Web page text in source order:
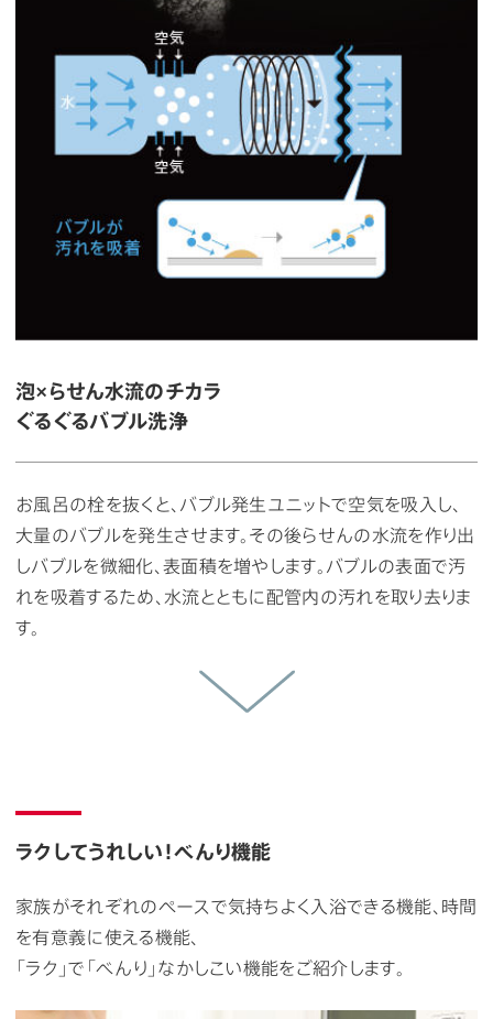
泡×らせん水流のチカラ
ぐるぐるバブル洗浄
お風呂の栓を抜くと、バブル発生ユニットで空気を吸入し、
大量のバブルを発生させます。その後らせんの水流を作り出
しバブルを微細化、表面積を増やします。バブルの表面で汚
れを吸着するため、水流とともに配管内の汚れを取り去りま
す。
ラクしてうれしい！べんり機能
家族がそれぞれのペースで気持ちよく入浴できる機能、時間
を有意義に使える機能、
「ラク」で「べんり」なかしこい機能をご紹介します。